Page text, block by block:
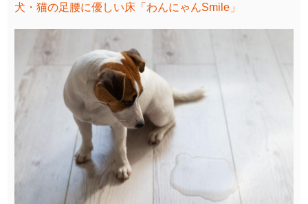
犬・猫の足腰に優しい床「わんにゃんSmile」